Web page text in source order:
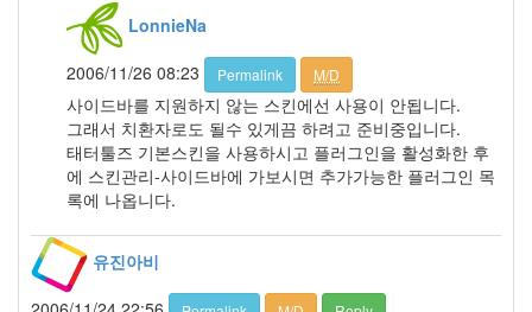
LonnieNa
2006/11/26 08:23
Permalink M/D
사이드바를 지원하지 않는 스킨에선 사용이 안됩니다.
그래서 치환자로도 될수 있게끔 하려고 준비중입니다.
태터툴즈 기본스킨을 사용하시고 플러그인을 활성화한 후
에 스킨관리-사이드바에 가보시면 추가가능한 플러그인 목
록에 나옵니다.
유진아비
2008
2008
년